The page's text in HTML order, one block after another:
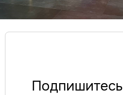
Подпишитесь